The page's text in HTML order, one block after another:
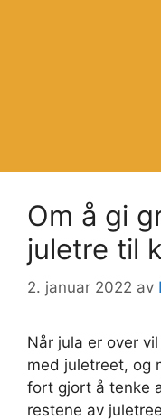
Om å gi
juletre til
2. januar 2022 av
Når jula er over
med juletreet, og
fort gjort å tenke
restene av